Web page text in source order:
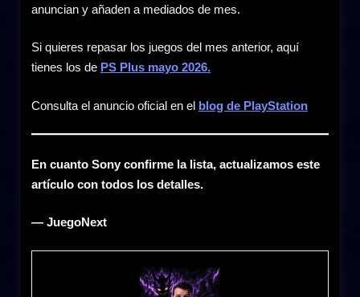
anuncian y añaden a mediados de mes.
Si quieres repasar los juegos del mes anterior, aquí
tienes los de PS Plus mayo 2026.
Consulta el anuncio oficial en el blog de PlayStation
En cuanto Sony confirme la lista, actualizamos este
artículo con todos los detalles.
— JuegoNext